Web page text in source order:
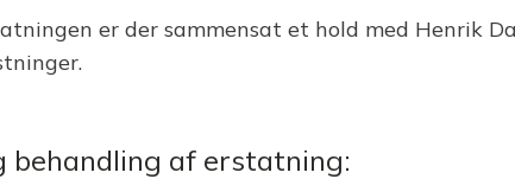
er der sammensat et hold med Henrik
behandling af erstatning: